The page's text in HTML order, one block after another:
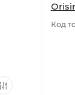
Код